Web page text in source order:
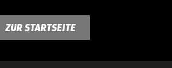
ZUR STARTSEITE